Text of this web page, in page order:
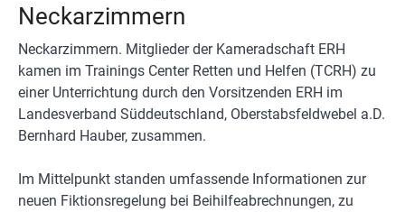
Neckarzimmern
Neckarzimmern. Mitglieder der Kameradschaft ERH
kamen im Trainings Center Retten und Helfen (TCRH) zu
einer Unterrichtung durch den Vorsitzenden ERH im
Landesverband Süddeutschland, Oberstabsfeldwebel a.D.
Bernhard Hauber, zusammen.
Im Mittelpunkt standen umfassende Informationen zur
neuen Fiktionsregelung bei Beihilfeabrechnungen, zu